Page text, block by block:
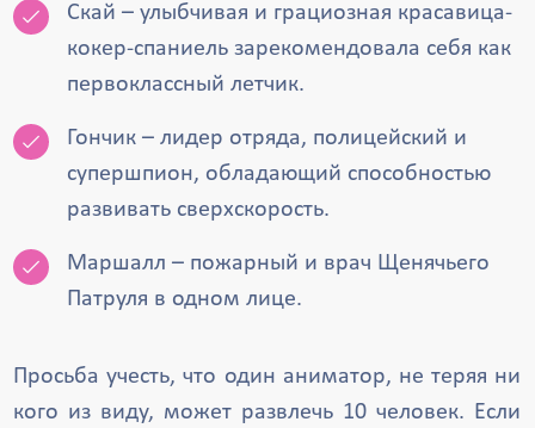
Скай – улыбчивая и грациозная красавица-
кокер-спаниель зарекомендовала себя как
первоклассный летчик.
Гончик – лидер отряда, полицейский и
супершпион, обладающий способностью
развивать сверхскорость.
Маршалл – пожарный и врач Щенячьего
Патруля в одном лице.
Просьба учесть, что один аниматор, не теряя ни
кого из виду, может развлечь 10 человек. Если